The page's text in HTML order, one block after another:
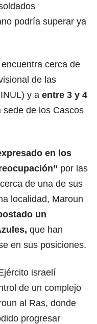
podría superar ya
cerca de
de las
y a entre 3 y 4
sede de los Cascos
en los
por las
de una de sus
localidad, Maroun
un
que han
en sus posiciones.
israelí
de un complejo
al Ras, donde
progresar